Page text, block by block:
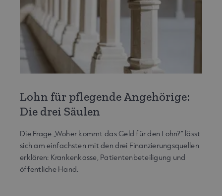
Lohn für pflegende Angehörige:
Die drei Säulen
Die Frage „Woher kommt das Geld für den Lohn?“ lässt
sich am einfachsten mit den drei Finanzierungsquellen
erklären: Krankenkasse, Patientenbeteiligung und
öffentliche Hand.